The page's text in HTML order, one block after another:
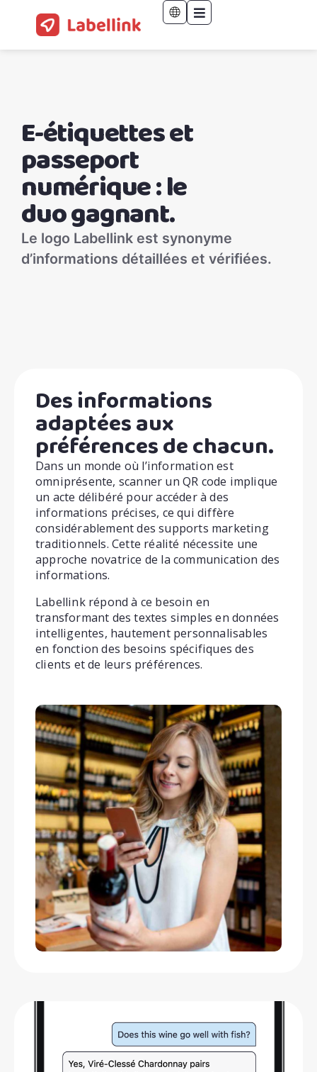
E-étiquettes et
passeport
numérique : le
duo gagnant.
Le logo Labellink est synonyme
d’informations détaillées et vérifiées.
Des informations
adaptées aux
préférences de chacun.
Dans un monde où l’information est
omniprésente, scanner un QR code implique
un acte délibéré pour accéder à des
informations précises, ce qui diffère
considérablement des supports marketing
traditionnels. Cette réalité nécessite une
approche novatrice de la communication des
informations.
Labellink répond à ce besoin en
transformant des textes simples en données
intelligentes, hautement personnalisables
en fonction des besoins spécifiques des
clients et de leurs préférences.